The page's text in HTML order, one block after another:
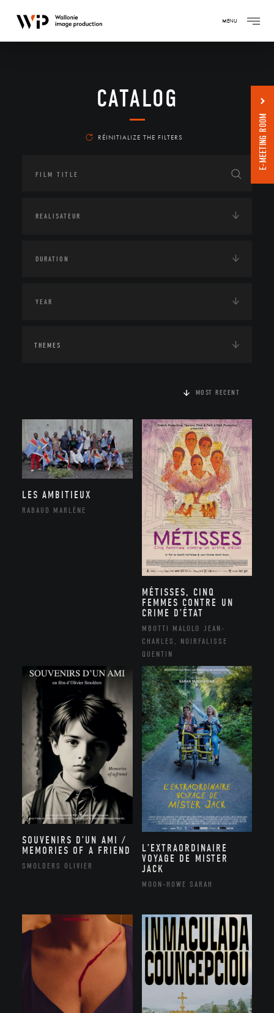
MENU
CATALOG
RÉINITIALIZE THE FILTERS
THEMES
MOST RECENT
LES AMBITIEUX
RABAUD MARLÈNE
MÉTISSES, CINQ
FEMMES CONTRE UN
CRIME D’ÉTAT
MBOTTI MALOLO JEAN-
CHARLES, NOIRFALISSE
QUENTIN
SOUVENIRS D’UN AMI /
MEMORIES OF A FRIEND
SMOLDERS OLIVIER
L’EXTRAORDINAIRE
VOYAGE DE MISTER
JACK
MOON-HOWE SARAH
E-MEETING ROOM